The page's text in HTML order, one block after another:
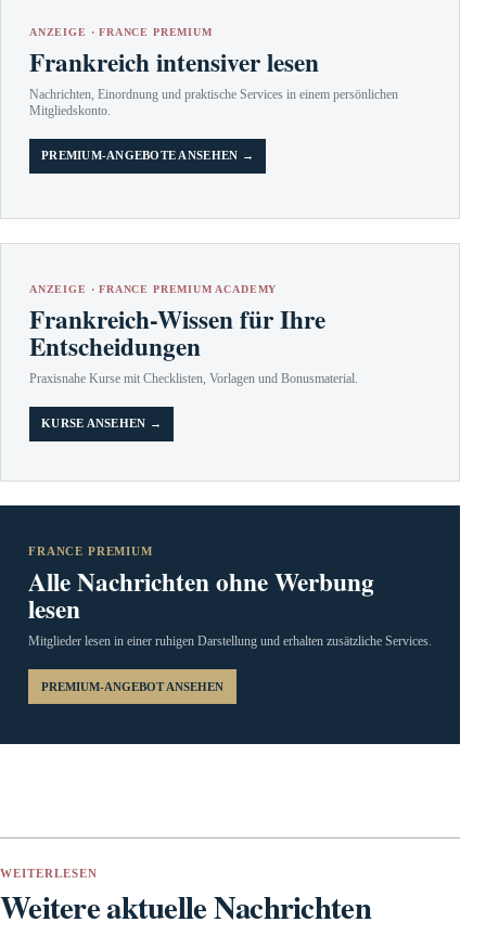
ANZEIGE · FRANCE PREMIUM
Frankreich intensiver lesen
Nachrichten, Einordnung und praktische Services in einem persönlichen
Mitgliedskonto.
PREMIUM-ANGEBOTE ANSEHEN →
ANZEIGE · FRANCE PREMIUM ACADEMY
Frankreich-Wissen für Ihre
Entscheidungen
Praxisnahe Kurse mit Checklisten, Vorlagen und Bonusmaterial.
KURSE ANSEHEN →
FRANCE PREMIUM
Alle Nachrichten ohne Werbung
lesen
Mitglieder lesen in einer ruhigen Darstellung und erhalten zusätzliche Services.
PREMIUM-ANGEBOT ANSEHEN
WEITERLESEN
Weitere aktuelle Nachrichten